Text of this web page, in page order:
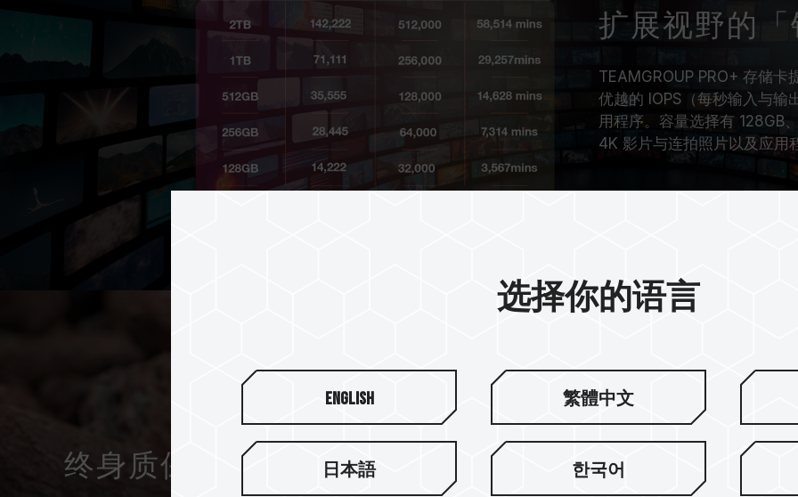
扩展视野的
TEAMGROUP PRO+ 存储
优越的 IOPS（每秒输入与输
用程序。容量选择有 128GB
4K 影片与连拍照片以及应用
终身质保与耐用设计 完整守护
选择你的语言
English 繁體中文
日本語 한국어